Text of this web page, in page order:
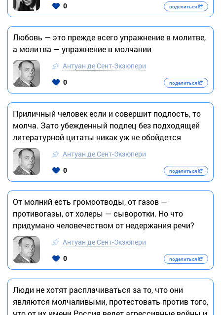
0
поделиться
Любовь — это прежде всего упражнение в молитве,
а молитва — упражнение в молчании
Антуан де Сент-Экзюпери
0
поделиться
Приличный человек если и совершит подлость, то
молча. Зато убежденный подлец без подходящей
литературной цитаты никак уж не обойдется
Антуан де Сент-Экзюпери
0
поделиться
От молний есть громоотводы, от газов —
противогазы, от холеры — сыворотки. Но что
придумано человечеством от недержания речи?
Антуан де Сент-Экзюпери
0
поделиться
Люди не хотят расплачиваться за то, что они
являются молчаливыми, протестовать против того,